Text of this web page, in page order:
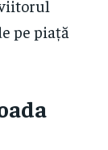
pe piață